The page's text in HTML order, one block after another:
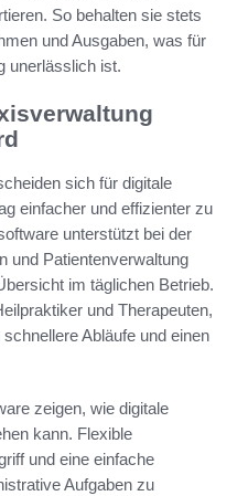
So behalten sie stets
und Ausgaben, was für
unerlässlich ist.
sich für digitale
einfacher und effizienter zu
unterstützt bei der
und Patientenverwaltung
im täglichen Betrieb.
und Therapeuten,
Abläufe und einen
zeigen, wie digitale
kann. Flexible
und eine einfache
Aufgaben zu